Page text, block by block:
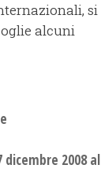
si
alcuni
dicembre 2008 al